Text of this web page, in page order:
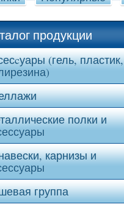
продукции
(гель, пластик,
полки и
карнизы и
группа